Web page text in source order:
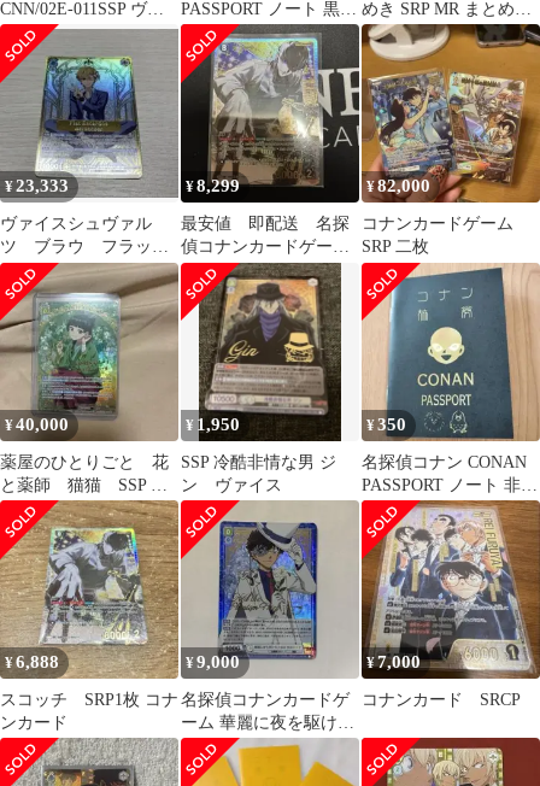
CNN/02E-011SSP ヴァ
イスシュヴァルツブラ
ウ 名探偵コナン
PASSPORT ノート 黒羽
快斗
めき SRP MR まとめ売
り
¥23,333
ヴァイスシュヴァル
ツ ブラウ フラッ
ト・エスカルドス &
バーサーカー ssp
¥8,299
最安値 即配送 名探
偵コナンカードゲー
ム スコッチ SRP
¥82,000
コナンカードゲーム
SRP 二枚
¥40,000
薬屋のひとりごと 花
と薬師 猫猫 SSP サ
イン 悠木碧
¥ 1,950
SSP 冷酷非情な男 ジ
ン ヴァイス
¥350
名探偵コナン CONAN
PASSPORT ノート 非売
品
¥6,888
スコッチ SRP1枚 コナ
ンカード
¥9,000
名探偵コナンカードゲ
ーム 華麗に夜を駆ける
大怪盗 怪盗キッド
SSP 箔押し
¥7,000
コナンカード SRCP